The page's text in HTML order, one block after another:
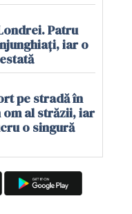
Patru
iar o
pe stradă în
om al străzii, iar
o singură